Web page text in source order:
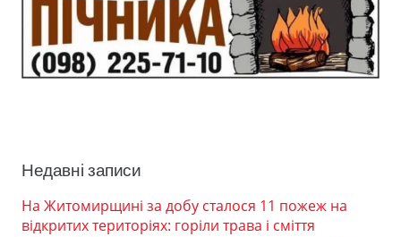
Недавні записи
На Житомирщині за добу сталося 11 пожеж на
відкритих територіях: горіли трава і сміття